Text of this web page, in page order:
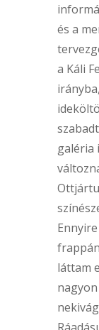
és a
a Káli
galéria
láttam